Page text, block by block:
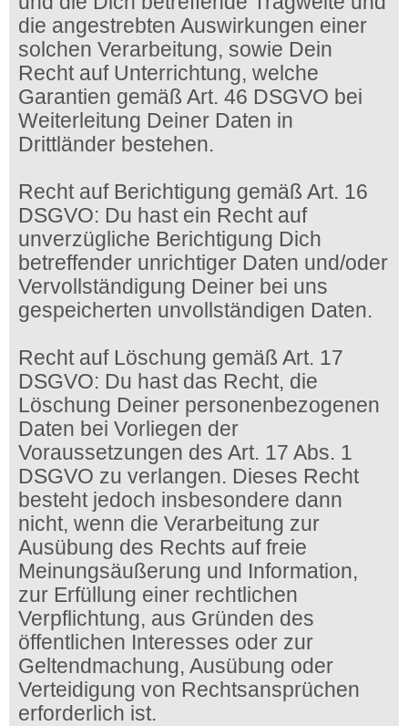
die angestrebten Auswirkungen einer
solchen Verarbeitung, sowie Dein
Recht auf Unterrichtung, welche
Garantien gemäß Art. 46 DSGVO bei
Weiterleitung Deiner Daten in
Drittländer bestehen.
Recht auf Berichtigung gemäß Art. 16
DSGVO: Du hast ein Recht auf
unverzügliche Berichtigung Dich
betreffender unrichtiger Daten und/oder
Vervollständigung Deiner bei uns
gespeicherten unvollständigen Daten.
Recht auf Löschung gemäß Art. 17
DSGVO: Du hast das Recht, die
Löschung Deiner personenbezogenen
Daten bei Vorliegen der
Voraussetzungen des Art. 17 Abs. 1
DSGVO zu verlangen. Dieses Recht
besteht jedoch insbesondere dann
nicht, wenn die Verarbeitung zur
Ausübung des Rechts auf freie
Meinungsäußerung und Information,
zur Erfüllung einer rechtlichen
Verpflichtung, aus Gründen des
öffentlichen Interesses oder zur
Geltendmachung, Ausübung oder
Verteidigung von Rechtsansprüchen
erforderlich ist.